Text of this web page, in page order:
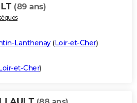
(89 ans)
Lanthenay(Loir-et-Cher)
et-Cher)